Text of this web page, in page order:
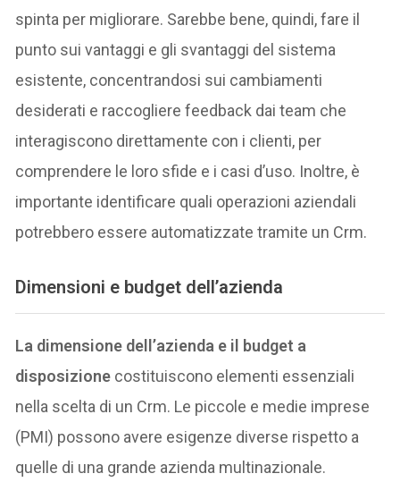
spinta per migliorare. Sarebbe bene, quindi, fare il
punto sui vantaggi e gli svantaggi del sistema
esistente, concentrandosi sui cambiamenti
desiderati e raccogliere feedback dai team che
interagiscono direttamente con i clienti, per
comprendere le loro sfide e i casi d’uso. Inoltre, è
importante identificare quali operazioni aziendali
potrebbero essere automatizzate tramite un Crm.
Dimensioni e budget dell’azienda
La dimensione dell’azienda e il budget a
disposizione costituiscono elementi essenziali
nella scelta di un Crm. Le piccole e medie imprese
(PMI) possono avere esigenze diverse rispetto a
quelle di una grande azienda multinazionale.